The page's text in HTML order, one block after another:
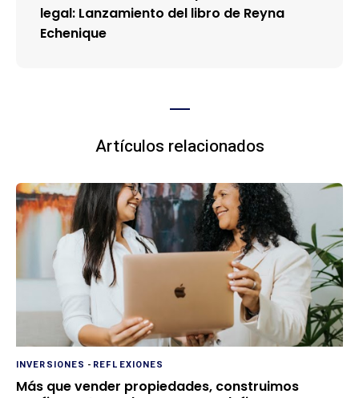
legal: Lanzamiento del libro de Reyna
Echenique
Artículos relacionados
INVERSIONES - REFLEXIONES
Más que vender propiedades, construimos